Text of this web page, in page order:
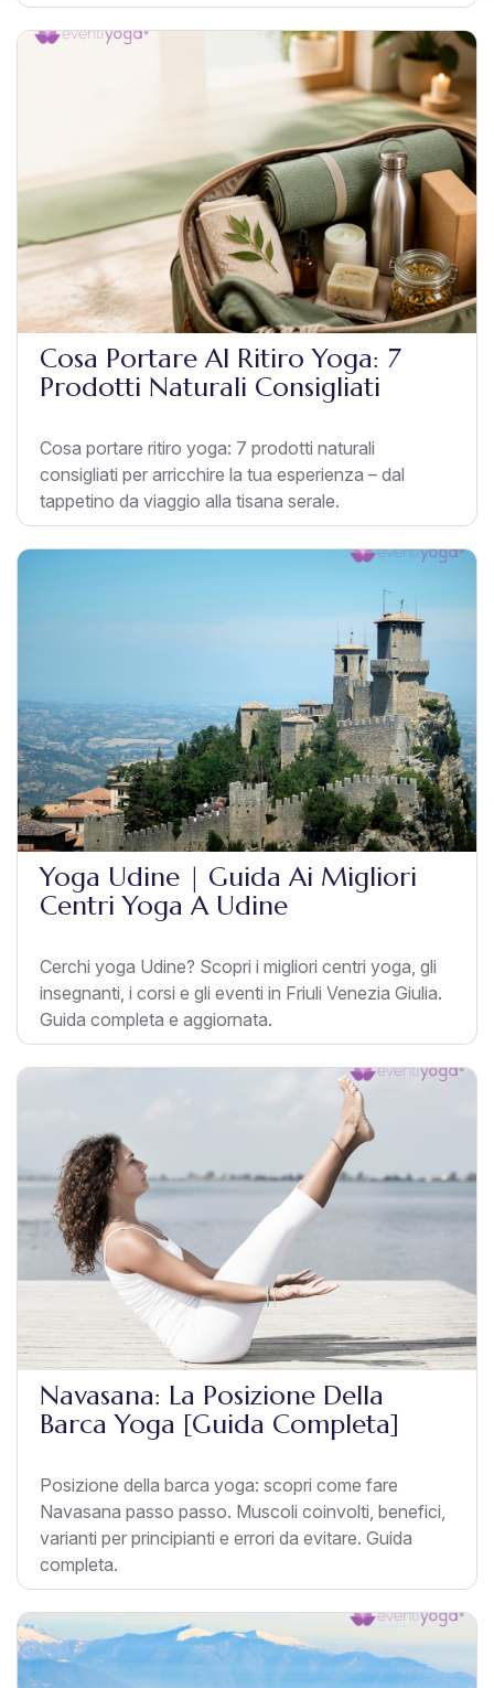
Cosa Portare Al Ritiro Yoga: 7
Prodotti Naturali Consigliati
Cosa portare ritiro yoga: 7 prodotti naturali
consigliati per arricchire la tua esperienza – dal
tappetino da viaggio alla tisana serale.
Yoga Udine | Guida Ai Migliori
Centri Yoga A Udine
Cerchi yoga Udine? Scopri i migliori centri yoga, gli
insegnanti, i corsi e gli eventi in Friuli Venezia Giulia.
Guida completa e aggiornata.
Navasana: La Posizione Della
Barca Yoga [Guida Completa]
Posizione della barca yoga: scopri come fare
Navasana passo passo. Muscoli coinvolti, benefici,
varianti per principianti e errori da evitare. Guida
completa.